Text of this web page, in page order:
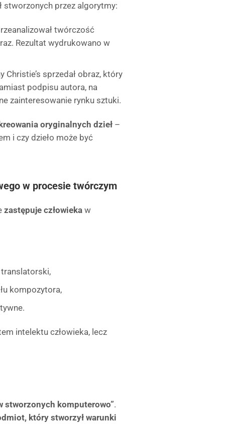
stworzonych przez algorytmy:
twórczość
Rezultat wydrukowano w
sprzedał obraz, który
podpisu autora, na
zainteresowanie rynku sztuki.
oryginalnych dzieł –
i czy dzieło może być
w procesie twórczym
zastępuje człowieka w
translatorski,
kompozytora,
intelektu człowieka, lecz
stworzonych komputerowo”.
który stworzył warunki